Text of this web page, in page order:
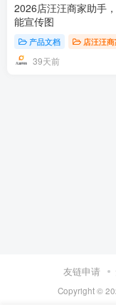
2026店汪汪商家助手
能宣传图
产品文档 店汪汪
39天前
友链申请
Copyright ©